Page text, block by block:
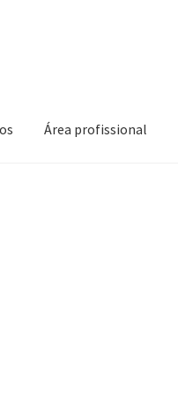
Área profissional